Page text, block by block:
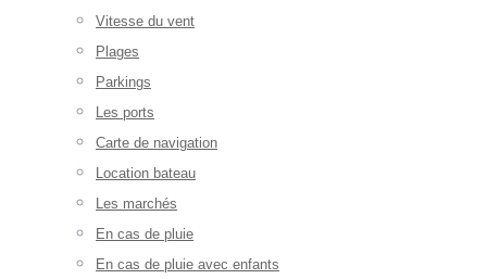
Vitesse du vent
Plages
Parkings
Les ports
Carte de navigation
Location bateau
Les marchés
En cas de pluie
En cas de pluie avec enfants